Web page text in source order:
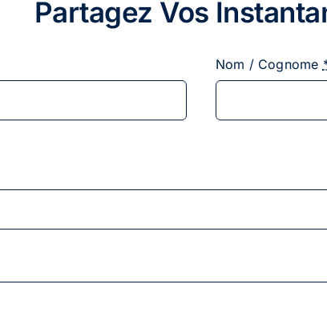
Partagez Vos
Nom / Cognome